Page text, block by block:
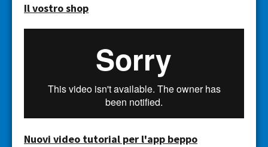
Il vostro shop
Nuovi video tutorial per l'app beppo